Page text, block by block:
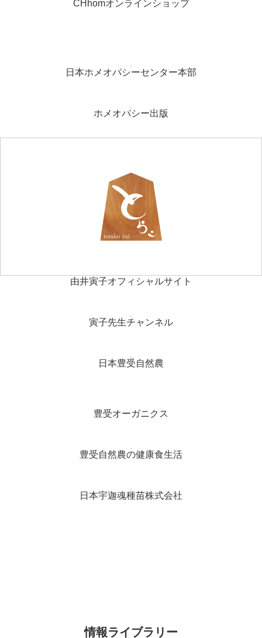
CHhomオンラインショップ
日本ホメオパシーセンター本部
ホメオパシー出版
由井寅子オフィシャルサイト
寅子先生チャンネル
日本豊受自然農
豊受オーガニクス
豊受自然農の健康食生活
日本宇迦魂種苗株式会社
情報ライブラリー